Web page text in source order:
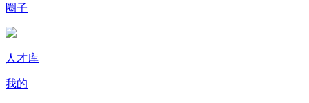
圈子
人才库
我的